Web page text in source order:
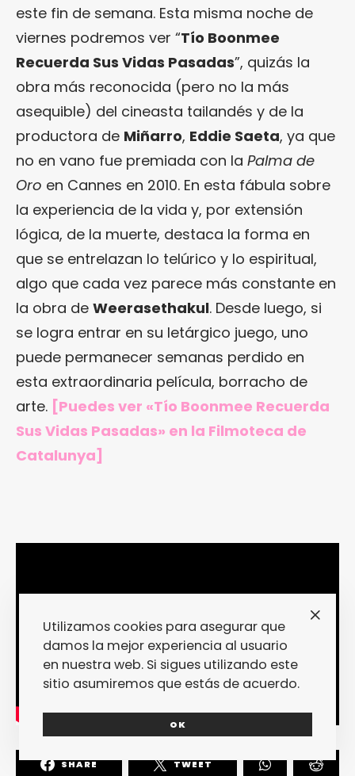
este fin de semana. Esta misma noche de
viernes podremos ver “Tío Boonmee
Recuerda Sus Vidas Pasadas”, quizás la
obra más reconocida (pero no la más
asequible) del cineasta tailandés y de la
productora de Miñarro, Eddie Saeta, ya que
no en vano fue premiada con la Palma de
Oro en Cannes en 2010. En esta fábula sobre
la experiencia de la vida y, por extensión
lógica, de la muerte, destaca la forma en
que se entrelazan lo telúrico y lo espiritual,
algo que cada vez parece más constante en
la obra de Weerasethakul. Desde luego, si
se logra entrar en su letárgico juego, uno
puede permanecer semanas perdido en
esta extraordinaria película, borracho de
arte. [Puedes ver «Tío Boonmee Recuerda
Sus Vidas Pasadas» en la Filmoteca de
Catalunya]
SHARE TWEET
Utilizamos cookies para asegurar que
damos la mejor experiencia al usuario
en nuestra web. Si sigues utilizando este
sitio asumiremos que estás de acuerdo.
OK